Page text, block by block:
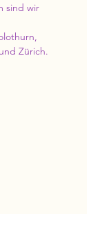
sind wir
Zürich.